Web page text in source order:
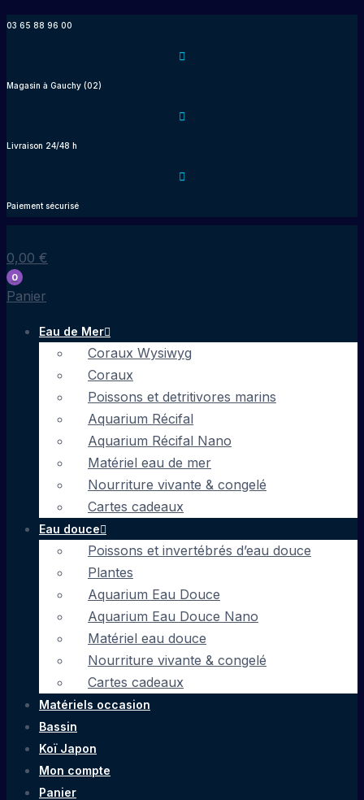
03 65 88 96 00
Magasin à Gauchy (02)
Livraison 24/48 h
Paiement sécurisé
0,00 €
0
Panier
Eau de Mer
Coraux Wysiwyg
Coraux
Poissons et detritivores marins
Aquarium Récifal
Aquarium Récifal Nano
Matériel eau de mer
Nourriture vivante & congelé
Cartes cadeaux
Eau douce
Poissons et invertébrés d’eau douce
Plantes
Aquarium Eau Douce
Aquarium Eau Douce Nano
Matériel eau douce
Nourriture vivante & congelé
Cartes cadeaux
Matériels occasion
Bassin
Koï Japon
Mon compte
Panier